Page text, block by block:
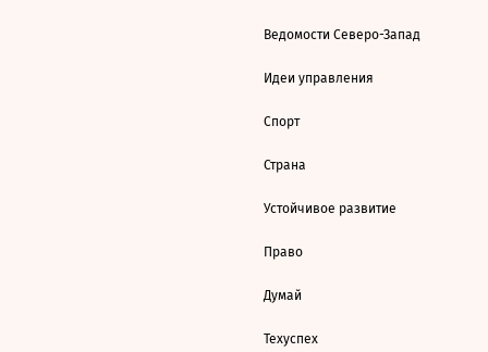
Ведомости Северо-Запад
Идеи управления
Спорт
Страна
Устойчивое развитие
Право
Думай
Техуспех